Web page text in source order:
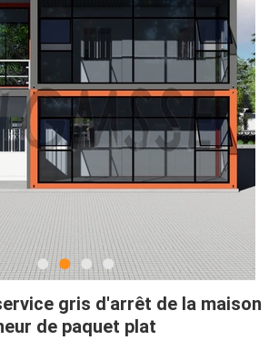
gris d'arrêt de la maison
de paquet plat